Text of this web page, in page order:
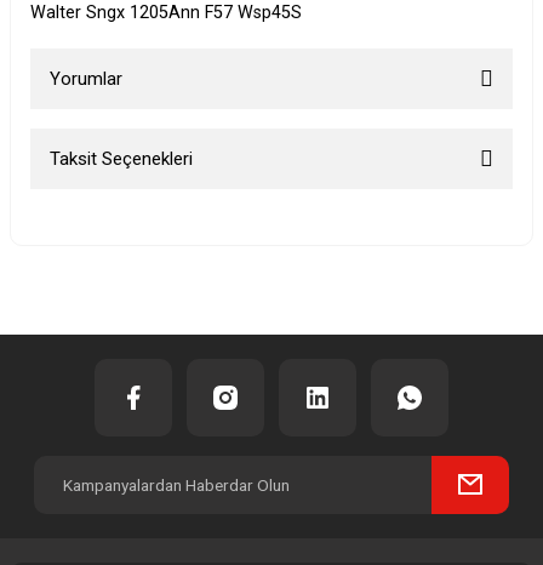
Walter Sngx 1205Ann F57 Wsp45S
Yorumlar
Taksit Seçenekleri